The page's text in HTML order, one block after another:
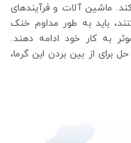
ماشین آلات و فرآیندهای
باید به طور مداوم خنک
به کار خود ادامه دهند.
برای از بین بردن این گرما،